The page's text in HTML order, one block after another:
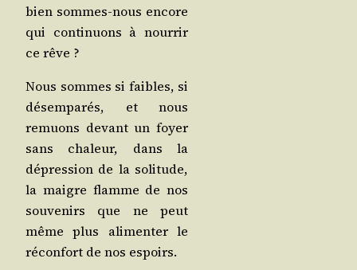
bien sommes-nous encore
qui conti­nuons à nour­rir
ce rêve ?
Nous sommes si faibles, si
désem­pa­rés, et nous
remuons devant un foyer
sans cha­leur, dans la
dépres­sion de la soli­tude,
la maigre flamme de nos
sou­ve­nirs que ne peut
même plus ali­men­ter le
récon­fort de nos espoirs.